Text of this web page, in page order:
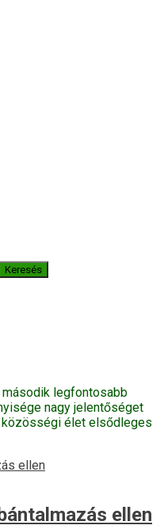
legfontosabb
nagy jelentőséget
közösségi élet elsődleges
ellen